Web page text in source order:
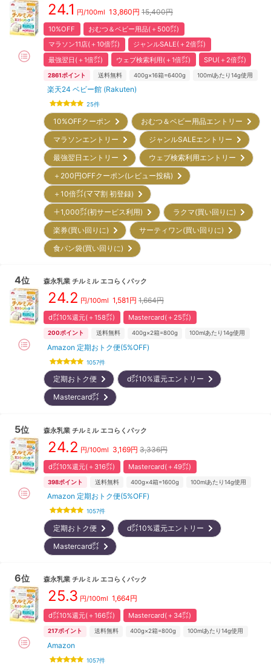
24.1 円/100ml 13,860円 15,400円
10%OFF
おむつ＆ベビー用品(＋500㌽)
マラソン11店(＋10倍㌽)
ジャンルSALE(＋2倍㌽)
最強翌日(＋1倍㌽)
ウェブ検索利用(＋1倍㌽) SPU(＋2倍㌽)
2861ポイント 送料無料 400g×16箱=6400g 100mlあたり14g使用
楽天24 ベビー館 (Rakuten)
25件
10%OFFクーポン
おむつ＆ベビー用品エントリー
マラソンエントリー
ジャンルSALEエントリー
最強翌日エントリー
ウェブ検索利用エントリー
＋200円OFFクーポン(レビュー投稿)
＋10倍㌽(ママ割 初登録)
＋1,000㌽(初サービス利用)
ラクマ(買い回りに)
楽券(買い回りに)
サーティワン(買い回りに)
食パン袋(買い回りに)
4位 森永乳業 チルミル エコらくパック
24.2 円/100ml 1,581 円 1,664円
d㌽10%還元(＋158㌽) Mastercard(＋25㌽)
200ポイント 送料無料 400g×2箱=800g 100mlあたり14g使用
Amazon 定期おトク便(5%OFF)
1057件
定期おトク便
d㌽10%還元エントリー
Mastercard㌽
5位 森永乳業 チルミル エコらくパック
24.2 円/100ml 3,169円 3,336円
d㌽10%還元(＋316㌽) Mastercard(＋49㌽)
398ポイント 送料無料 400g×4箱=1600g 100mlあたり14g使用
Amazon 定期おトク便(5%OFF)
1057件
定期おトク便
d㌽10%還元エントリー
Mastercard㌽
6位 森永乳業 チルミル エコらくパック
25.3 円/100ml 1,664円
d㌽10%還元(＋166㌽) Mastercard(＋34㌽)
217ポイント 送料無料 400g×2箱=800g 100mlあたり14g使用
Amazon
1057件